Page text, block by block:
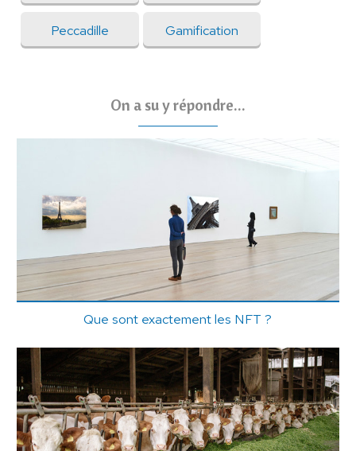
Peccadille Gamification
On a su y répondre...
Que sont exactement les NFT ?